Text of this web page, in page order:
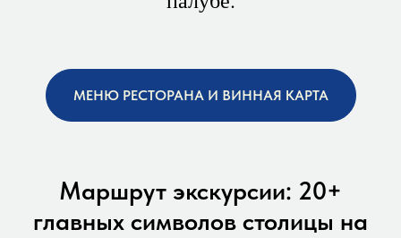
МЕНЮ РЕСТОРАНА И ВИННАЯ КАРТА
Маршрут экскурсии: 20+
главных символов столицы на